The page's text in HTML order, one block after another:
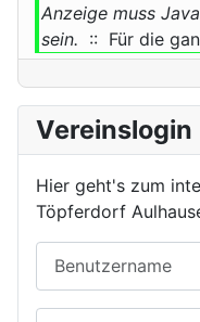
Anzeige muss
sein. :: Für die
Vereinslogin
Hier geht's zum
Töpferdorf